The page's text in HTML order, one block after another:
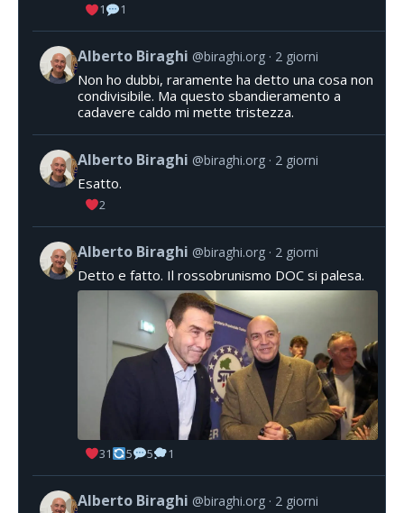
1 1
Alberto Biraghi @biraghi.org 2 giorni
Non ho dubbi, raramente ha detto una cosa non
condivisibile. Ma questo sbandieramento a
cadavere caldo mi mette tristezza.
Alberto Biraghi @biraghi.org 2 giorni
Esatto.
2
Alberto Biraghi @biraghi.org 2 giorni
Detto e fatto. Il rossobrunismo DOC si palesa.
31 5 5 1
Alberto Biraghi @biraghi.org 2 giorni